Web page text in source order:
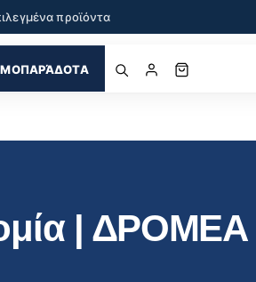
προϊόντα
| ΔΡΟΜΕΑ